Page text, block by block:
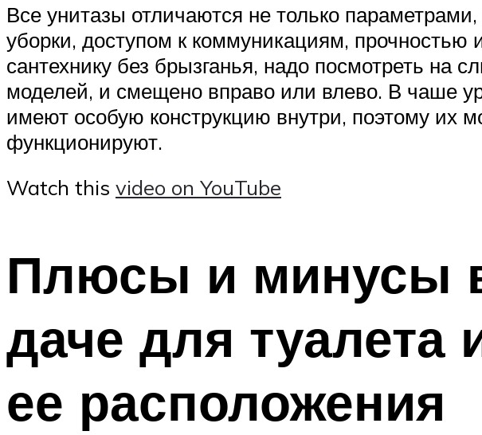
Все унитазы отличаются не только
уборки, доступом к коммуникациям,
сантехнику без брызганья, надо посмотреть на
моделей, и смещено вправо или влево. В чаше
имеют особую конструкцию внутри, поэтому их
функционируют.
Watch this video on YouTube
Плюсы и минусы
даче для
ее расположения